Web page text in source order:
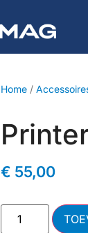
Home /
€ 55,00